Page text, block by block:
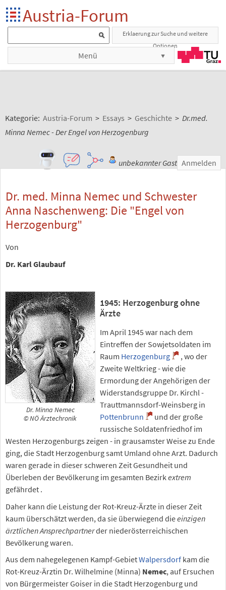
Austria-Forum
Erklaerung zur Suche und weitere
Optionen
Menü
Kategorie: Austria-Forum > Essays > Geschichte > Dr.med.
Minna Nemec - Der Engel von Herzogenburg
unbekannter Gast Anmelden
Dr. med. Minna Nemec und Schwester
Anna Naschenweng: Die "Engel von
Herzogenburg"
Von
Dr. Karl Glaubauf
Dr. Minna Nemec
© NÖ Ärztechronik
1945: Herzogenburg ohne
Ärzte
Im April 1945 war nach dem
Eintreffen der Sowjetsoldaten im
Raum Herzogenburg
, wo der
Zweite Weltkrieg - wie die
Ermordung der Angehörigen der
Widerstandsgruppe Dr. Kirchl -
Trauttmannsdorf-Weinsberg in
Pottenbrunn
und der große
russische Soldatenfriedhof im
Westen Herzogenburgs zeigen - in grausamster Weise zu Ende
ging, die Stadt Herzogenburg samt Umland ohne Arzt. Dadurch
waren gerade in dieser schweren Zeit Gesundheit und
Überleben der Bevölkerung im gesamten Bezirkextrem
gefährdet .
Daher kann die Leistung der Rot-Kreuz-Ärzte in dieser Zeit
kaum überschätzt werden, da sie überwiegend dieeinzigen
ärztlichen Ansprechpartnerder niederösterreichischen
Bevölkerung waren.
Aus dem nahegelegenen Kampf-GebietWalpersdorf kam die
Rot-Kreuz-Ärztin Dr. Wilhelmine (Minna) Nemec, auf Ersuchen
von Bürgermeister Goiser in die Stadt Herzogenburg und